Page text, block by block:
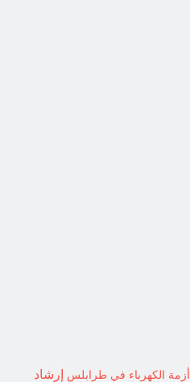
أزمة الكهرباء في طرابلس إرشاد